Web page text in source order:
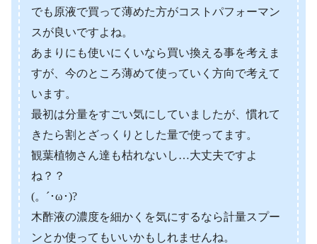
でも原液で買って薄めた方がコストパフォーマン
スが良いですよね。
あまりにも使いにくいなら買い換える事を考えま
すが、今のところ薄めて使っていく方向で考えて
います。
最初は分量をすごい気にしていましたが、慣れて
きたら割とざっくりとした量で使ってます。
観葉植物さん達も枯れないし…大丈夫ですよ
ね？？
(。´･ω･)?
木酢液の濃度を細かくを気にするなら計量スプー
ンとか使ってもいいかもしれませんね。